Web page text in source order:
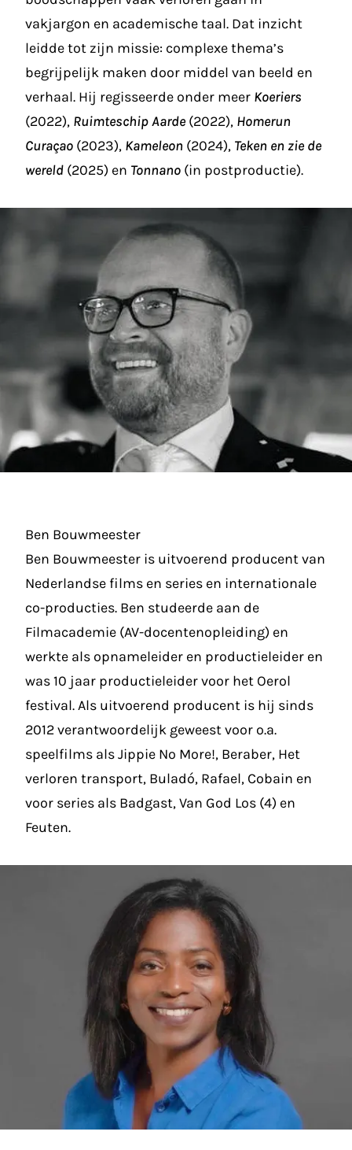
vakjargon en academische taal. Dat inzicht
leidde tot zijn missie: complexe thema’s
begrijpelijk maken door middel van beeld en
verhaal. Hij regisseerde onder meer Koeriers
(2022), Ruimteschip Aarde (2022), Homerun
Curaçao (2023), Kameleon (2024), Teken en zie de
wereld (2025) en Tonnano (in postproductie).
Ben Bouwmeester
Ben Bouwmeester is uitvoerend producent van
Nederlandse films en series en internationale
co-producties. Ben studeerde aan de
Filmacademie (AV-docentenopleiding) en
werkte als opnameleider en productieleider en
was 10 jaar productieleider voor het Oerol
festival. Als uitvoerend producent is hij sinds
2012 verantwoordelijk geweest voor o.a.
speelfilms als Jippie No More!, Beraber, Het
verloren transport, Buladó, Rafael, Cobain en
voor series als Badgast, Van God Los (4) en
Feuten.